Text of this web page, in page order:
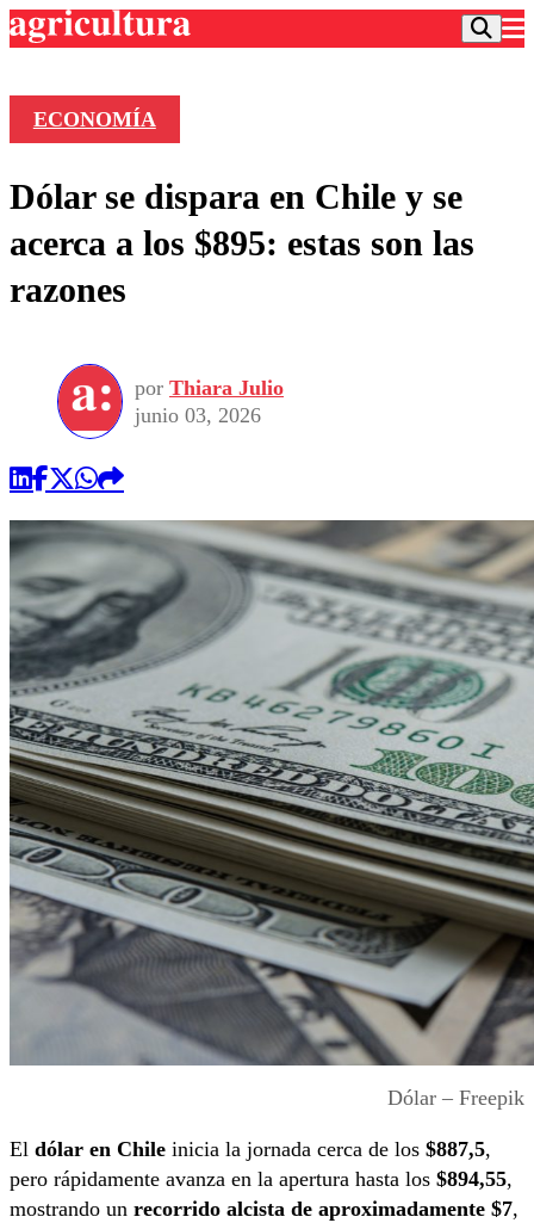
Frecuencias
Agricultura TV
Deportes
Seleccion Chilena
Torneo Internacional
Universidad de Chile
Economía
Internacional
Sustentabilidad
Publicaciones en medios
Opinión
ECONOMÍA
Dólar se dispara en Chile y se
acerca a los $895: estas son las
razones
por Thiara Julio
junio 03, 2026
Dólar – Freepik
El dólar en Chile inicia la jornada cerca de los $887,5,
pero rápidamente avanza en la apertura hasta los $894,55,
mostrando un recorrido alcista de aproximadamente $7,